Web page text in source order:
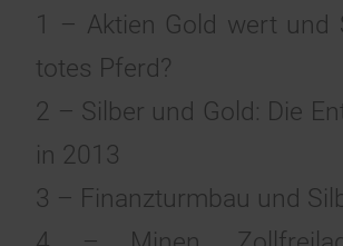
1 – Aktien Gold wert und
totes Pferd?
2 – Silber und Gold: Die
in 2013
3 – Finanzturmbau und